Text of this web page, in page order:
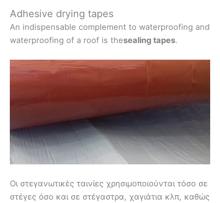
Adhesive drying tapes
An indispensable complement to waterproofing and
waterproofing of a roof is thesealing tapes.
Οι στεγανωτικές ταινίες χρησιμοποιούνται τόσο σε
στέγες όσο και σε στέγαστρα, χαγιάτια κλπ, καθώς